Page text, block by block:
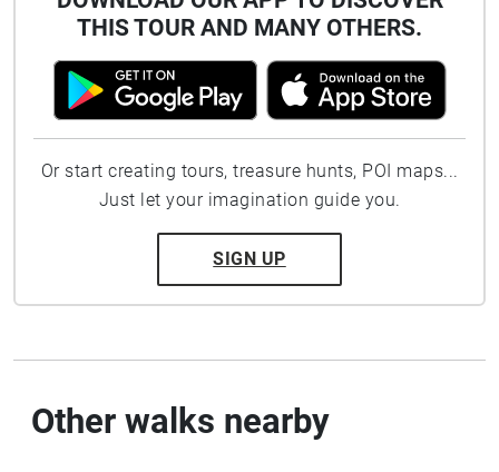
THIS TOUR AND MANY OTHERS.
Or start creating tours, treasure hunts, POI maps...
Just let your imagination guide you.
SIGN UP
Other walks nearby